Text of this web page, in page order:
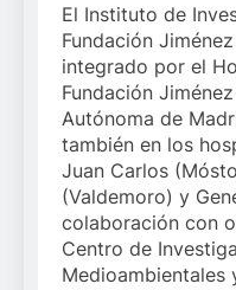
El Instituto de
Fundación
integrado por el
Fundación
Autónoma de
también en los
Juan Carlos
(Valdemoro) y
colaboración con
Centro de
Medioambientales